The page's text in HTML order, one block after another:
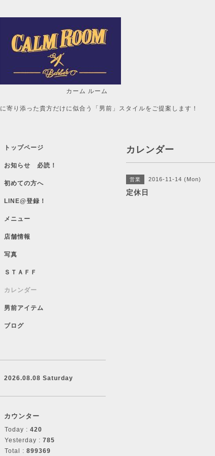
カーム ルーム
自分だけの「男前」を造
に寄り添った貴方だけに似合う「男前」スタイルをご提案します！
カレンダー
営業 2016-11-14 (Mon)
定休日
トップページ
お知らせ 必読！
初めての方へ
LINE@登録！
メニュー
店舗情報
写真
ＳＴＡＦＦ
カレンダー
男前アイテム
ブログ
2026.08.08 Saturday
カウンター
Today : 420
Yesterday : 785
Total : 899369